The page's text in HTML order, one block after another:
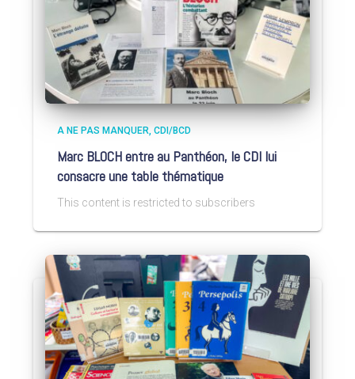
A NE PAS MANQUER CDI/BCD
Marc BLOCH entre au Panthéon, le CDI lui
consacre une table thématique
This content is restricted to subscribers